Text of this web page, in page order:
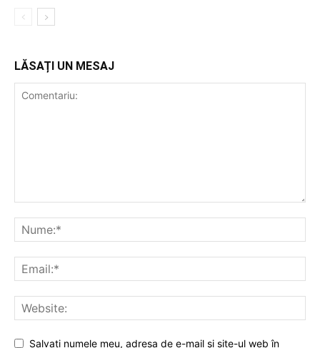
LĂSAȚI UN MESAJ
Salvați numele meu, adresa de e-mail și site-ul web în